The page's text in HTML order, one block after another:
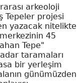
arkeoloji
Tepeler projesi
yazacak nitelikte
45
Tepe"
taramaları
bir yerleşim
günümüzden